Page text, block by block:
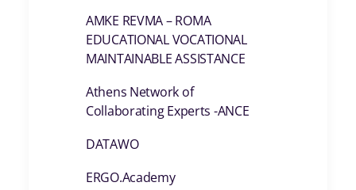
AMKE REVMA – ROMA
EDUCATIONAL VOCATIONAL
MAINTAINABLE ASSISTANCE
Athens Network of
Collaborating Experts -ANCE
DATAWO
ERGO.Academy